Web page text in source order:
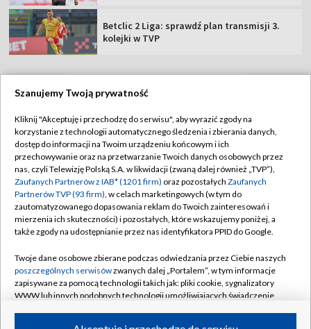
Betclic 2 Liga: sprawdź plan transmisji 3.
kolejki w TVP
Abonament TVP
Sklep TVP
Biuro Reklamy
Oferta Handlowa
Telegazeta ogłoszenia
Rada Programowa
Ogłoszenia przetargowe
Akademia Telewizyjna
Regulamin TVP
Polityka prywatności
Moje zgody
Biuro reklamy
Kontakt
Kanały
©2026 Telewizja Polska Spółka Akcyjna w likwidacji
Szanujemy Twoją prywatność
Kliknij "Akceptuję i przechodzę do serwisu", aby wyrazić zgody na
korzystanie z technologii automatycznego śledzenia i zbierania danych,
dostęp do informacji na Twoim urządzeniu końcowym i ich
przechowywanie oraz na przetwarzanie Twoich danych osobowych przez
nas, czyli Telewizję Polską S.A. w likwidacji (zwaną dalej również „TVP”),
Zaufanych Partnerów z IAB* (1201 firm) oraz pozostałych Zaufanych
Partnerów TVP (93 firm), w celach marketingowych (w tym do
zautomatyzowanego dopasowania reklam do Twoich zainteresowań i
mierzenia ich skuteczności) i pozostałych, które wskazujemy poniżej, a
także zgody na udostępnianie przez nas identyfikatora PPID do Google.
Twoje dane osobowe zbierane podczas odwiedzania przez Ciebie naszych
poszczególnych serwisówzwanych dalej „Portalem”, w tym informacje
zapisywane za pomocą technologii takich jak: pliki cookie, sygnalizatory
WWW lub innych podobnych technologii umożliwiających świadczenie